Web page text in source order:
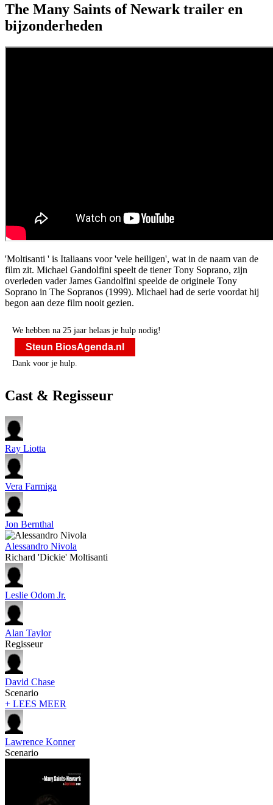
The Many Saints of Newark trailer en
bijzonderheden
'Moltisanti ' is Italiaans voor 'vele heiligen', wat in de naam van de
film zit. Michael Gandolfini speelt de tiener Tony Soprano, zijn
overleden vader James Gandolfini speelde de originele Tony
Soprano in The Sopranos (1999). Michael had de serie voordat hij
begon aan deze film nooit gezien.
We hebben na 25 jaar helaas je hulp nodig!
Steun BiosAgenda.nl
Dank voor je hulp.
Cast & Regisseur
Ray Liotta
Vera Farmiga
Jon Bernthal
Alessandro Nivola
Richard 'Dickie' Moltisanti
Leslie Odom Jr.
Alan Taylor
Regisseur
David Chase
Scenario
+ LEES MEER
Lawrence Konner
Scenario